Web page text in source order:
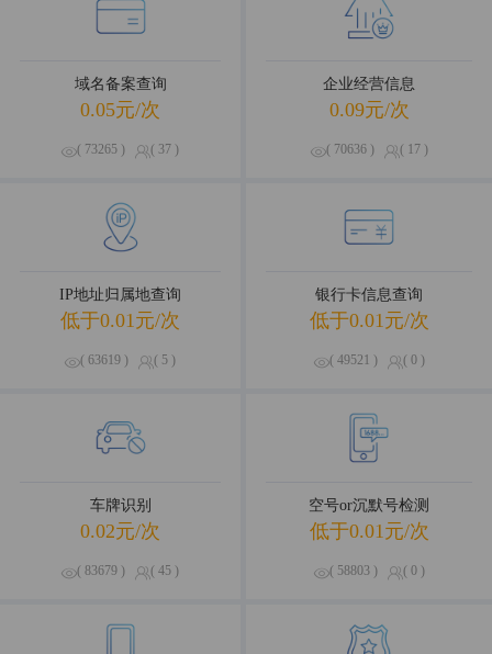
域名备案查询
0.05元/次
( 73265 ) ( 37 )
企业经营信息
0.09元/次
( 70636 ) ( 17 )
IP地址归属地查询
低于0.01元/次
( 63619 ) ( 5 )
银行卡信息查询
低于0.01元/次
( 49521 ) ( 0 )
车牌识别
0.02元/次
( 83679 ) ( 45 )
空号or沉默号检测
低于0.01元/次
( 58803 ) ( 0 )